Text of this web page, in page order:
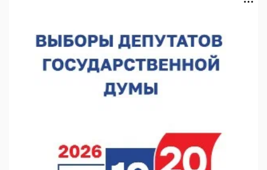
06.08.2026 15:26
Видели ночь, бежали всю ночь... На Нижневолжской
набережной прошел необычный забег
Нижегородские хирурги выполнили трансоральную
операцию на щитовидной железе